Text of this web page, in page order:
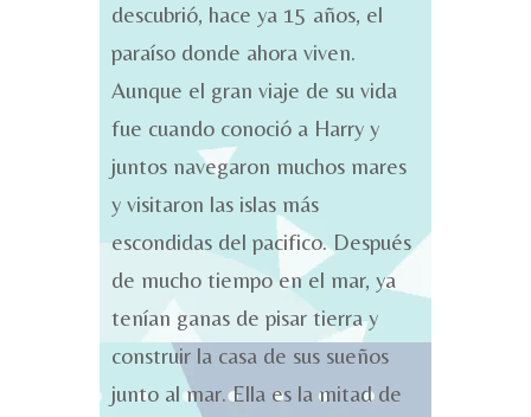
descubrió, hace ya 15 años, el
paraíso donde ahora viven.
Aunque el gran viaje de su vida
fue cuando conoció a Harry y
juntos navegaron muchos mares
y visitaron las islas más
escondidas del pacifico. Después
de mucho tiempo en el mar, ya
tenían ganas de pisar tierra y
construir la casa de sus sueños
junto al mar. Ella es la mitad de